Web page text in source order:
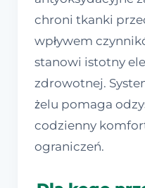
chroni tkanki
wpływem
stanowi istotny
zdrowotnej.
żelu pomaga
codzienny
ograniczeń.